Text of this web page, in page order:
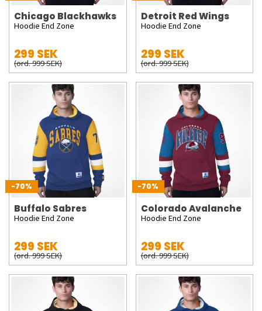
Chicago Blackhawks
Hoodie End Zone
299 SEK
(ord. 999 SEK)
Detroit Red Wings
Hoodie End Zone
299 SEK
(ord. 999 SEK)
-70%
Buffalo Sabres
Hoodie End Zone
299 SEK
(ord. 999 SEK)
-70%
Colorado Avalanche
Hoodie End Zone
299 SEK
(ord. 999 SEK)